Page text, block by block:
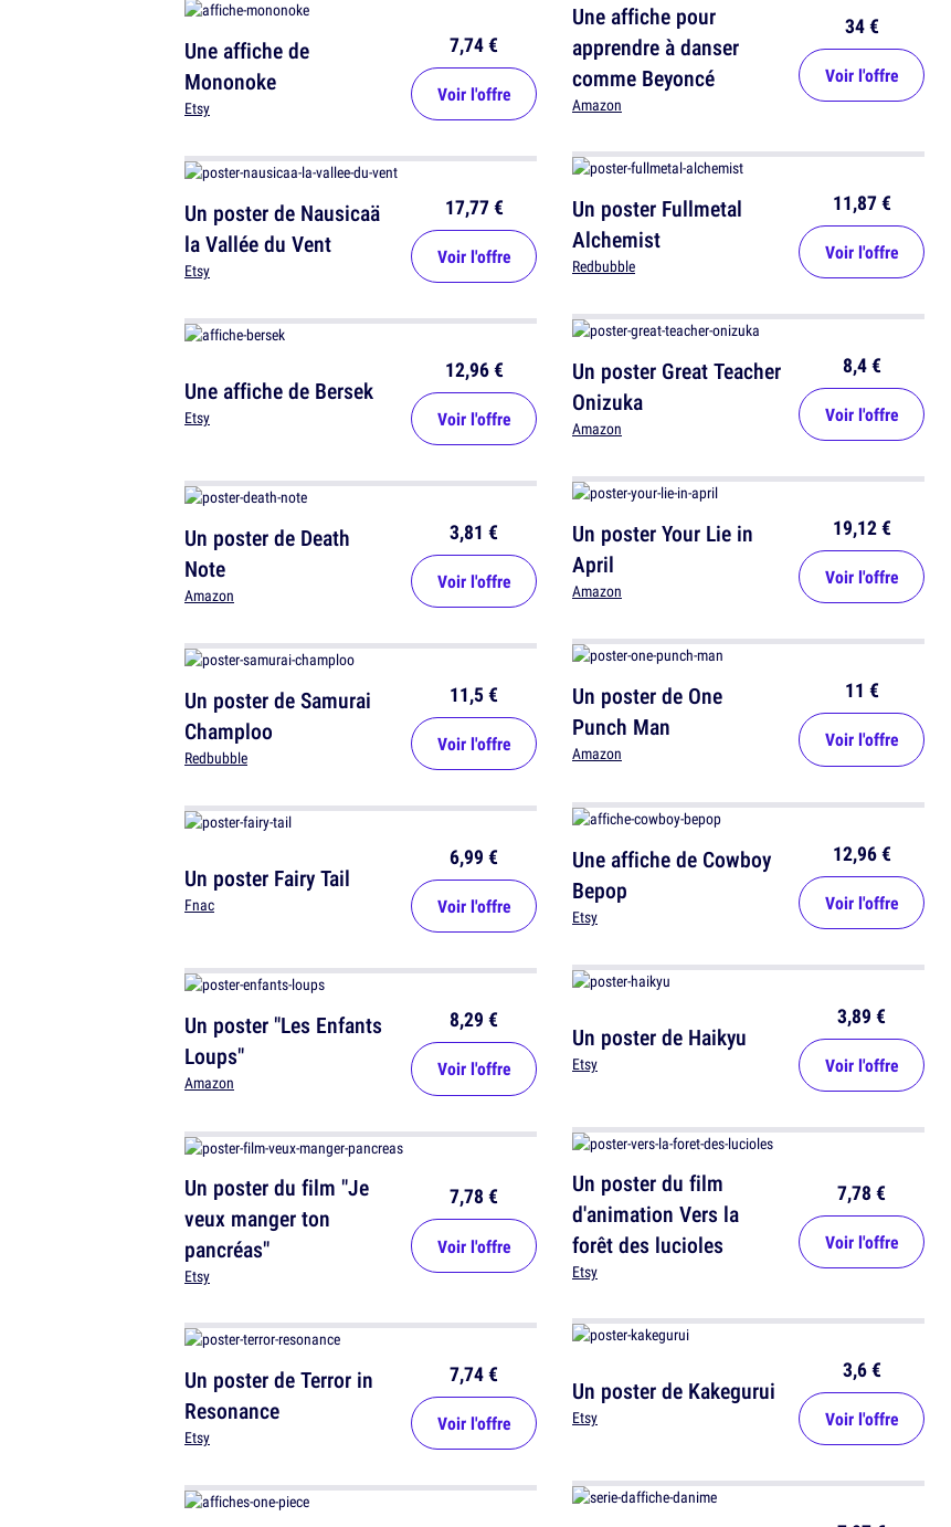
Une affiche de
Mononoke
Etsy
7,74 €
Voir l'offre
Un poster de Nausicaä
la Vallée du Vent
Etsy
17,77 €
Voir l'offre
Une affiche de Bersek
Etsy
12,96 €
Voir l'offre
Un poster de Death
Note
Amazon
3,81 €
Voir l'offre
Un poster de Samurai
Champloo
Redbubble
11,5 €
Voir l'offre
Un poster Fairy Tail
Fnac
6,99 €
Voir l'offre
Un poster "Les Enfants
Loups"
Amazon
8,29 €
Voir l'offre
Un poster du film "Je
veux manger ton
pancréas"
Etsy
7,78 €
Voir l'offre
Un poster de Terror in
Resonance
Etsy
7,74 €
Voir l'offre
Une affiche pour
apprendre à danser
comme Beyoncé
Amazon
34 €
Voir l'offre
Un poster Fullmetal
Alchemist
Redbubble
11,87 €
Voir l'offre
Un poster Great Teacher
Onizuka
Amazon
8,4 €
Voir l'offre
Un poster Your Lie in
April
Amazon
19,12 €
Voir l'offre
Un poster de One
Punch Man
Amazon
11 €
Voir l'offre
Une affiche de Cowboy
Bepop
Etsy
12,96 €
Voir l'offre
Un poster de Haikyu
Etsy
3,89 €
Voir l'offre
Un poster du film
d'animation Vers la
forêt des lucioles
Etsy
7,78 €
Voir l'offre
Un poster de Kakegurui
Etsy
3,6 €
Voir l'offre